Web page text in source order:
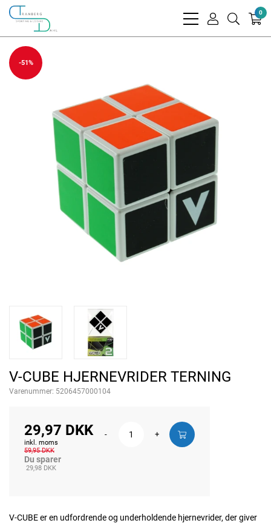
bars
user
search
0
-51%
V-CUBE HJERNEVRIDER TERNING
Varenummer: 5206457000104
29,97 DKK
inkl. moms
59,95 DKK
Du sparer
29,98 DKK
- +
V-CUBE er en udfordrende og underholdende hjernevrider, der giver